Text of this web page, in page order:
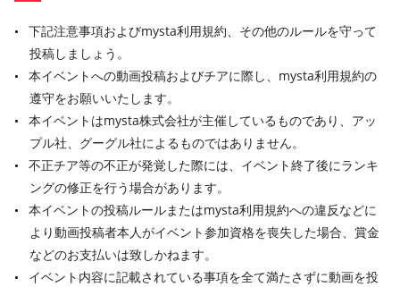
下記注意事項およびmysta利用規約、その他のルールを守って
投稿しましょう。
本イベントへの動画投稿およびチアに際し、mysta利用規約の
遵守をお願いいたします。
本イベントはmysta株式会社が主催しているものであり、アッ
プル社、グーグル社によるものではありません。
不正チア等の不正が発覚した際には、イベント終了後にランキ
ングの修正を行う場合があります。
本イベントの投稿ルールまたはmysta利用規約への違反などに
より動画投稿者本人がイベント参加資格を喪失した場合、賞金
などのお支払いは致しかねます。
イベント内容に記載されている事項を全て満たさずに動画を投